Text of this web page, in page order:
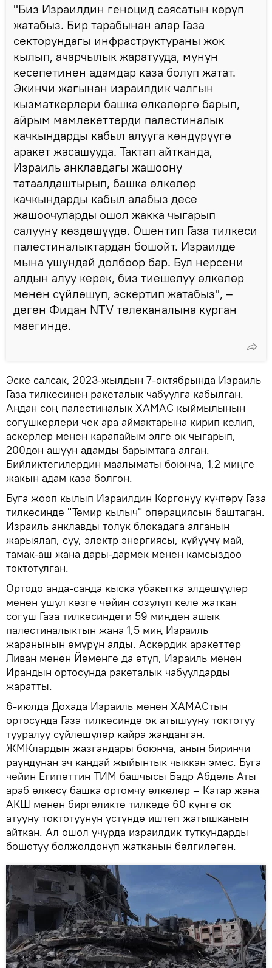
"Биз Израилдин геноцид саясатын көрүп
жатабыз. Бир тарабынан алар Газа
секторундагы инфраструктураны жок
кылып, ачарчылык жаратууда, мунун
кесепетинен адамдар каза болуп жатат.
Экинчи жагынан израилдик чалгын
кызматкерлери башка өлкөлөргө барып,
айрым мамлекеттерди палестиналык
качкындарды кабыл алууга көндүрүүгө
аракет жасашууда. Тактап айтканда,
Израиль анклавдагы жашоону
татаалдаштырып, башка өлкөлөр
качкындарды кабыл алабыз десе
жашоочуларды ошол жакка чыгарып
салууну көздөшүүдө. Ошентип Газа тилкеси
палестиналыктардан бошойт. Израилде
мына ушундай долбоор бар. Бул нерсени
алдын алуу керек, биз тиешелүү өлкөлөр
менен сүйлөшүп, эскертип жатабыз", –
деген Фидан NTV телеканалына курган
маегинде.
Эске салсак, 2023-жылдын 7-октябрында Израиль
Газа тилкесинен ракеталык чабуулга кабылган.
Андан соң палестиналык ХАМАС кыймылынын
согушкерлери чек ара аймактарына кирип келип,
аскерлер менен карапайым элге ок чыгарып,
200дөн ашуун адамды барымтага алган.
Бийликтегилердин маалыматы боюнча, 1,2 миңге
жакын адам каза болгон.
Буга жооп кылып Израилдин Коргонуу күчтөрү Газа
тилкесинде "Темир кылыч" операциясын баштаган.
Израиль анклавды толук блокадага алганын
жарыялап, суу, электр энергиясы, күйүүчү май,
тамак-аш жана дары-дармек менен камсыздоо
токтотулган.
Ортодо анда-санда кыска убакытка элдешүүлөр
менен ушул кезге чейин созулуп келе жаткан
согуш Газа тилкесиндеги 59 миңден ашык
палестиналыктын жана 1,5 миң Израиль
жаранынын өмүрүн алды. Аскердик аракеттер
Ливан менен Йеменге да өтүп, Израиль менен
Ирандын ортосунда ракеталык чабуулдарды
жаратты.
6-июлда Дохада Израиль менен ХАМАСтын
ортосунда Газа тилкесинде ок атышууну токтотуу
тууралуу сүйлөшүлөр кайра жанданган.
ЖМКлардын жазгандары боюнча, анын биринчи
раундунан эч кандай жыйынтык чыккан эмес. Буга
чейин Египеттин ТИМ башчысы Бадр Абдель Аты
араб өлкөсү башка ортомчу өлкөлөр – Катар жана
АКШ менен биргеликте тилкеде 60 күнгө ок
атууну токтотуунун үстүндө иштеп жатышканын
айткан. Ал ошол учурда израилдик туткундарды
бошотуу болжолдонуп жатканын белгилеген.